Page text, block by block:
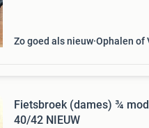
Zo goed als nieuw Ophalen of
Fietsbroek (dames) ¾
40/42 NIEUW